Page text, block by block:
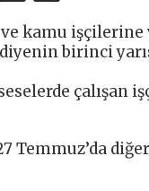
kamu
birinci
çalışan
diğer